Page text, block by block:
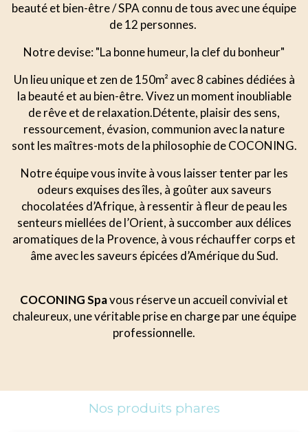
beauté et bien-être / SPA connu de tous avec une équipe
de 12 personnes.
Notre devise: "La bonne humeur, la clef du bonheur"
Un lieu unique et zen de 150m² avec 8 cabines dédiées à
la beauté et au bien-être. Vivez un moment inoubliable
de rêve et de relaxation.Détente, plaisir des sens,
ressourcement, évasion, communion avec la nature
sont les maîtres-mots de la philosophie de COCONING.
Notre équipe vous invite à vous laisser tenter par les
odeurs exquises des îles, à goûter aux saveurs
chocolatées d’Afrique, à ressentir à fleur de peau les
senteurs miellées de l’Orient, à succomber aux délices
aromatiques de la Provence, à vous réchauffer corps et
âme avec les saveurs épicées d’Amérique du Sud.
COCONING Spavous réserve un accueil convivial et
chaleureux, une véritable prise en charge par une équipe
professionnelle.
Nos produits phares